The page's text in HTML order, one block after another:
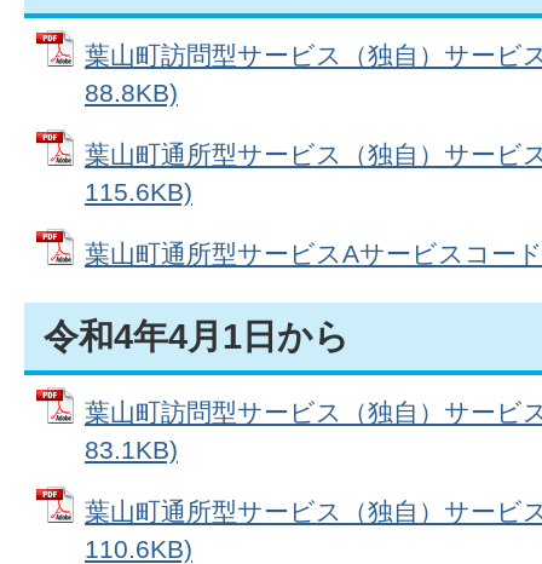
葉山町訪問型サービス（独自）サービ
88.8KB)
葉山町通所型サービス（独自）サービ
115.6KB)
葉山町通所型サービスAサービスコー
令和4年4月1日から
葉山町訪問型サービス（独自）サービ
83.1KB)
葉山町通所型サービス（独自）サービ
110.6KB)